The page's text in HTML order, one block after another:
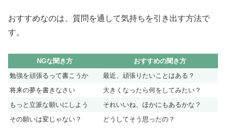
おすすめなのは、質問を通して気持ちを引き出す方法で
す。
NGな聞き方
おすすめの聞き方
勉強を頑張るって書こうか
最近、頑張りたいことはある？
将来の夢を書きなさい
大きくなったら何をしてみたい？
もっと立派な願いにしよう
それいいね、ほかにもあるかな？
その願いは変じゃない？
どうしてそう思ったの？